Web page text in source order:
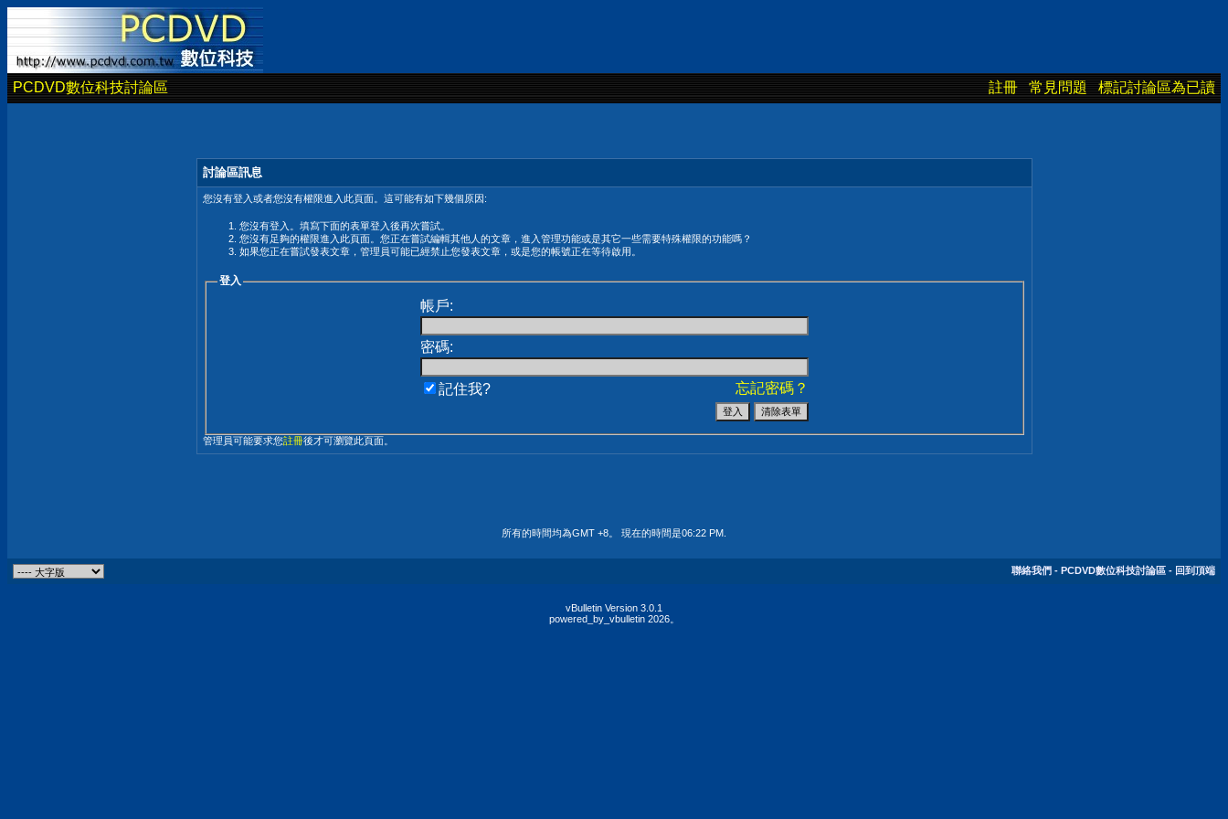
PCDVD數位科技討論區 註冊 常見問題 標記討論區為已讀
討論區訊息
您沒有登入或者您沒有權限進入此頁面。這可能有如下幾個原因:
您沒有登入。填寫下面的表單登入後再次嘗試。
您沒有足夠的權限進入此頁面。您正在嘗試編輯其他人的文章，進入管理功能或是其它一些需要特殊權限的功能嗎？
如果您正在嘗試發表文章，管理員可能已經禁止您發表文章，或是您的帳號正在等待啟用。
登入
帳戶:
密碼:
忘記密碼？
記住我?
管理員可能要求您註冊後才可瀏覽此頁面。
所有的時間均為GMT +8。 現在的時間是06:22 PM
聯絡我們 - PCDVD數位科技討論區 - 回到頂端
vBulletin Version 3.0.1
powered_by_vbulletin 2026。